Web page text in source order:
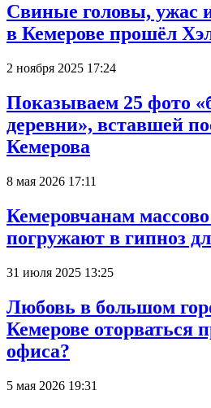
Свиные головы, ужас
в Кемерове прошёл
2 ноября 2025 17:24
Показываем 25 фото
деревни», вставшей
Кемерова
8 мая 2026 17:11
Кемеровчанам
погружают в гипноз
31 июля 2025 13:25
Любовь в большом
Кемерове оторваться
офиса?
5 мая 2026 19:31